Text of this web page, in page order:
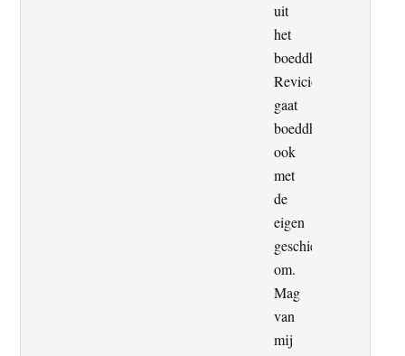
uit
het
boeddhisme.
Revicionistisch
gaat
boeddhisme
ook
met
de
eigen
geschiedenis
om.
Mag
van
mij